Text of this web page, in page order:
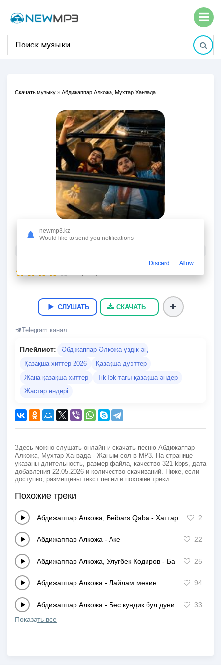
Скачать музыку » Абдижаппар Алкожа, Мухтар Ханзада
Абдижаппар Алкожа, Мухтар Ханзада
СЛУШАТЬ СКАЧАТЬ
Telegram канал
Плейлист:
Әбдіжаппар Әлқожа үздік әндері
Қазақша хиттер 2026
Қазақша дуэттер
Жаңа қазақша хиттер
TikTok-тағы қазақша әндер
Жастар әндері
Здесь можно слушать онлайн и скачать песню Абдижаппар
Алкожа, Мухтар Ханзада - Жаным сол в MP3. На странице
указаны длительность, размер файла, качество 321 kbps, дата
добавления 22.05.2026 и количество скачиваний. Ниже, если
доступно, размещены текст песни и похожие треки.
Похожие треки
Абдижаппар Алкожа, Beibars Qaba - Хаттар 2
Абдижаппар Алкожа - Аке 22
Абдижаппар Алкожа, Улугбек Кодиров - Бауырын25
Абдижаппар Алкожа - Лайлам менин 94
Абдижаппар Алкожа - Бес кундик бул дуние
33
Показать все
newmp3.kz
Would like to send you notifications
Discard Allow